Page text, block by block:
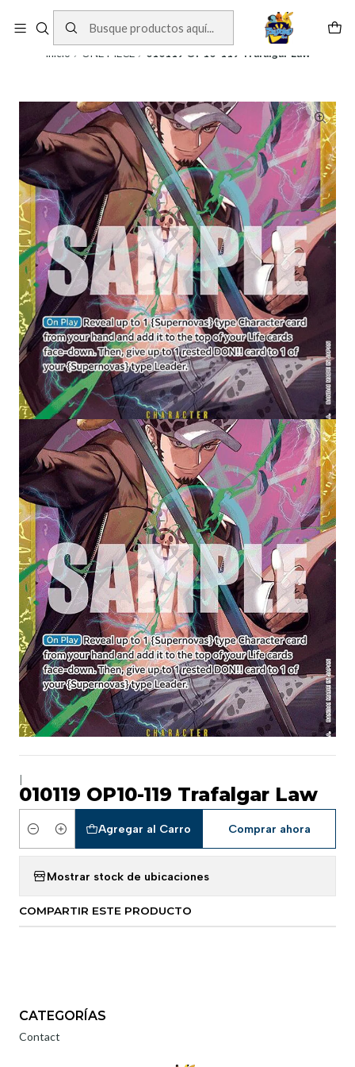
Inicio ONE PIECE 010119 OP10-119 Trafalgar Law
010119 OP10-119 Trafalgar Law
Cantidad
Agregar al Carro Comprar ahora
Mostrar stock de ubicaciones
COMPARTIR ESTE PRODUCTO
CATEGORÍAS
Contact